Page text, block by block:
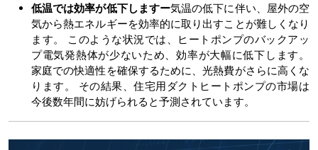
低温では効率が低下しますー気温の低下に伴い、屋外の空
気から熱エネルギーを効率的に取り出すことが難しくなり
ます。 このような状況では、ヒートポンプのバックアッ
プ電気発熱体が少ないため、効率が大幅に低下します。
家庭での快適性を確保するために、光熱費がさらに高くな
ります。 その結果、住宅用ダクトヒートポンプの市場は
今後数年間に妨げられると予測されています。